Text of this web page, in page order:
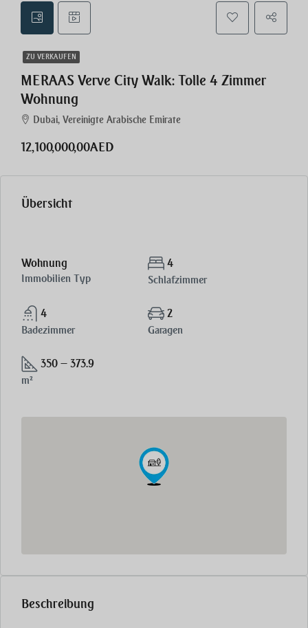
ZU VERKAUFEN
MERAAS Verve City Walk: Tolle 4 Zimmer
Wohnung
Dubai, Vereinigte Arabische Emirate
12,100,000,00AED
Übersicht
Wohnung
Immobilien Typ
4
Schlafzimmer
4
Badezimmer
2
Garagen
350 — 373.9
m²
Beschreibung